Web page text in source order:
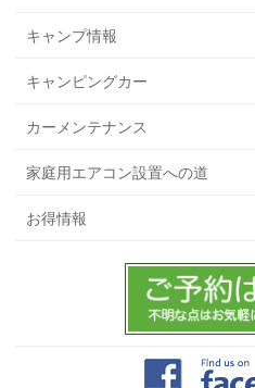
キャンプ情報
キャンピングカー
カーメンテナンス
家庭用エアコン設置への道
お得情報